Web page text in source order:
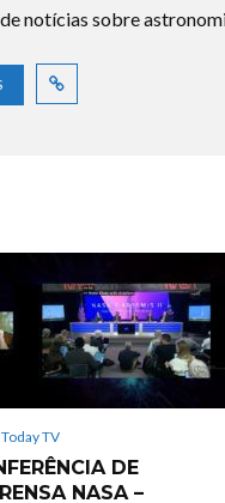
notícias sobre
TV
DE
NASA –